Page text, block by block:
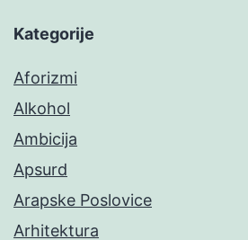
Kategorije
Aforizmi
Alkohol
Ambicija
Apsurd
Arapske Poslovice
Arhitektura